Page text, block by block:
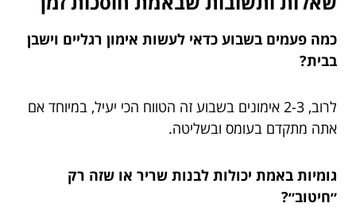
כמה פעמים בשבוע כדאי לעשות אימון רגליים וישבן
בבית?
לרוב, 2-3 אימונים בשבוע זה הטווח הכי יעיל, במיוחד אם
אתה מתקדם בעומס ובשליטה.
גומיות באמת יכולות לבנות שריר או שזה רק
״חיטוב״?